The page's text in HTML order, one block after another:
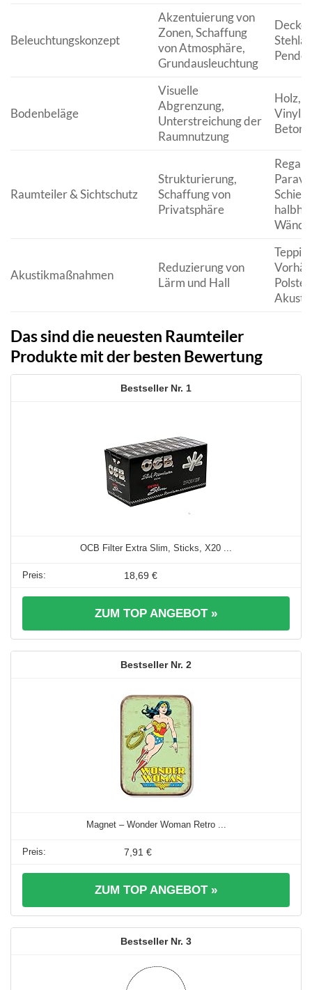
Beleuchtungskonzept
Akzentuierung von
Zonen, Schaffung
von Atmosphäre,
Grundausleuchtung
Bodenbeläge
Visuelle
Abgrenzung,
Unterstreichung der
Raumnutzung
Holz,
Vinyl,
Raumteiler & Sichtschutz
Strukturierung,
Schaffung von
Privatsphäre
Regale,
Wände
Akustikmaßnahmen
Reduzierung von
Lärm und Hall
Das sind die neuesten Raumteiler
Produkte mit der besten Bewertung
1
OCB Filter Extra Slim, Sticks, X20 ...
18,69 €
ZUM TOP ANGEBOT »
2
Magnet – Wonder Woman Retro ...
7,91 €
ZUM TOP ANGEBOT »
3